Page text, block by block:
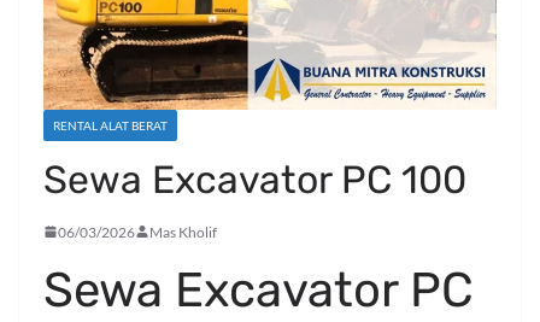
RENTAL ALAT BERAT
Sewa Excavator PC 100
06/03/2026 Mas Kholif
Sewa Excavator PC